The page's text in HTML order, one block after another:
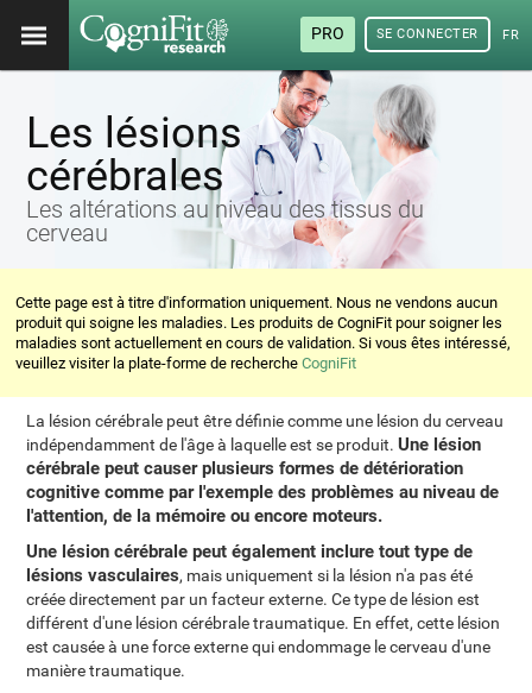
PRO SE CONNECTER
Les lésions
cérébrales
Les altérations au niveau des tissus du
cerveau
Cette page est à titre d'information uniquement. Nous ne vendons aucun
produit qui soigne les maladies. Les produits de CogniFit pour soigner les
maladies sont actuellement en cours de validation. Si vous êtes intéressé,
veuillez visiter la plate-forme de rechercheCogniFit
La lésion cérébrale peut être définie comme une lésion du cerveau
indépendamment de l'âge à laquelle est se produit.Une lésion
cérébrale peut causer plusieurs formes de détérioration
cognitive comme par l'exemple des problèmes au niveau de
l'attention, de la mémoire ou encore moteurs.
Une lésion cérébrale peut également inclure tout type de
lésions vasculaires, mais uniquement si la lésion n'a pas été
créée directement par un facteur externe. Ce type de lésion est
différent d'une lésion cérébrale traumatique. En effet, cette lésion
est causée à une force externe qui endommage le cerveau d'une
manière traumatique.